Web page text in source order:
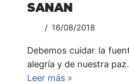
SANAN
16/08/2018
Debemos cuidar la
alegría y de nuestra paz.
Leer más »